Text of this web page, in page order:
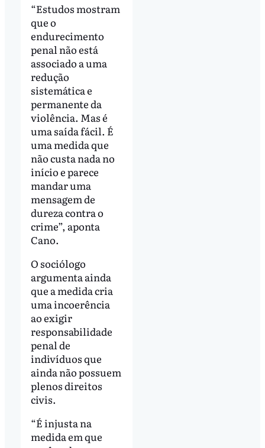
“Estudos mostram
que o
endurecimento
penal não está
associado a uma
redução
sistemática e
permanente da
violência. Mas é
uma saída fácil. É
uma medida que
não custa nada no
início e parece
mandar uma
mensagem de
dureza contra o
crime”, aponta
Cano.
O sociólogo
argumenta ainda
que a medida cria
uma incoerência
ao exigir
responsabilidade
penal de
indivíduos que
ainda não possuem
plenos direitos
civis.
“É injusta na
medida em que